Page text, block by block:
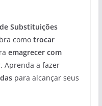
Substituições
como trocar
emagrecer com
Aprenda a fazer
para alcançar seus